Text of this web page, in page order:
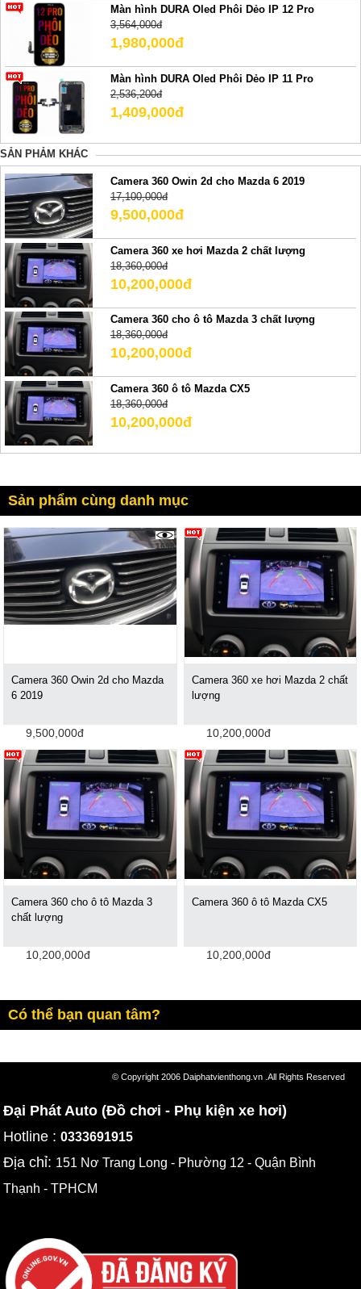
Màn hình DURA Oled Phôi Dẻo IP 12 Pro
3,564,000đ
1,980,000đ
Màn hình DURA Oled Phôi Dẻo IP 11 Pro
2,536,200đ
1,409,000đ
SẢN PHẢM KHÁC
Camera 360 Owin 2d cho Mazda 6 2019
17,100,000đ
9,500,000đ
Camera 360 xe hơi Mazda 2 chất lượng
18,360,000đ
10,200,000đ
Camera 360 cho ô tô Mazda 3 chất lượng
18,360,000đ
10,200,000đ
Camera 360 ô tô Mazda CX5
18,360,000đ
10,200,000đ
Sản phẩm cùng danh mục
1696
Camera 360 Owin 2d cho Mazda
6 2019
9,500,000đ
Camera 360 xe hơi Mazda 2 chất
lượng
10,200,000đ
Camera 360 cho ô tô Mazda 3
chất lượng
10,200,000đ
Camera 360 ô tô Mazda CX5
10,200,000đ
Có thể bạn quan tâm?
© Copyright 2006 Daiphatvienthong.vn .All Rights Reserved
Đại Phát Auto (Đồ chơi - Phụ kiện xe hơi)
Hotline :0333691915
Địa chỉ: 151 Nơ Trang Long - Phường 12 - Quận Bình
Thạnh - TPHCM